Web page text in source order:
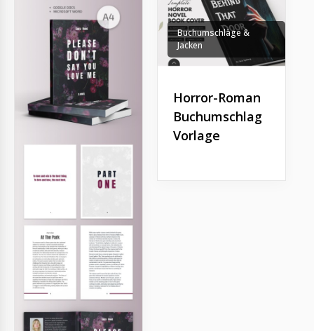
Buchumschläge &
Jacken
Horror-Roman
Buchumschlag
Vorlage